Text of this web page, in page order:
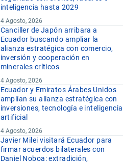
inteligencia hasta 2029
4 Agosto, 2026
Canciller de Japón arribara a
Ecuador buscando ampliar la
alianza estratégica con comercio,
inversión y cooperación en
minerales críticos
4 Agosto, 2026
Ecuador y Emiratos Árabes Unidos
amplían su alianza estratégica con
inversiones, tecnología e inteligencia
artificial
4 Agosto, 2026
Javier Milei visitará Ecuador para
firmar acuerdos bilaterales con
Daniel Noboa: extradición,